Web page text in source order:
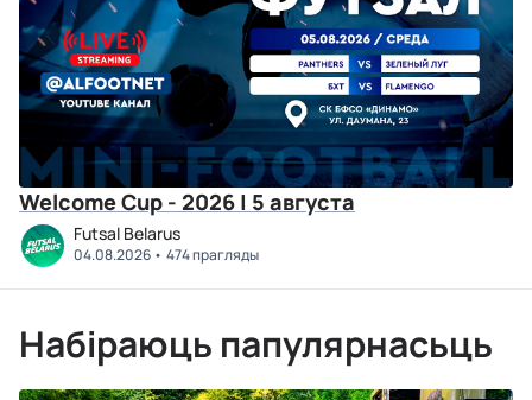
Welcome Cup - 2026 | 5 августа
Futsal Belarus
04.08.2026 474 прагляды
Набіраюць папулярнасьць